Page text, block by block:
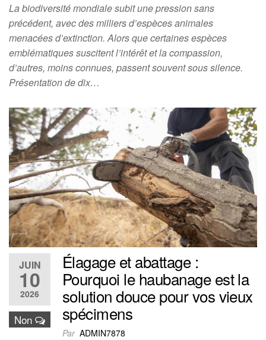
La biodiversité mondiale subit une pression sans
précédent, avec des milliers d’espèces animales
menacées d’extinction. Alors que certaines espèces
emblématiques suscitent l’intérêt et la compassion,
d’autres, moins connues, passent souvent sous silence.
Présentation de dix…
JUIN
10
2026
Non
Élagage et abattage :
Pourquoi le haubanage est la
solution douce pour vos vieux
spécimens
Par ADMIN7878